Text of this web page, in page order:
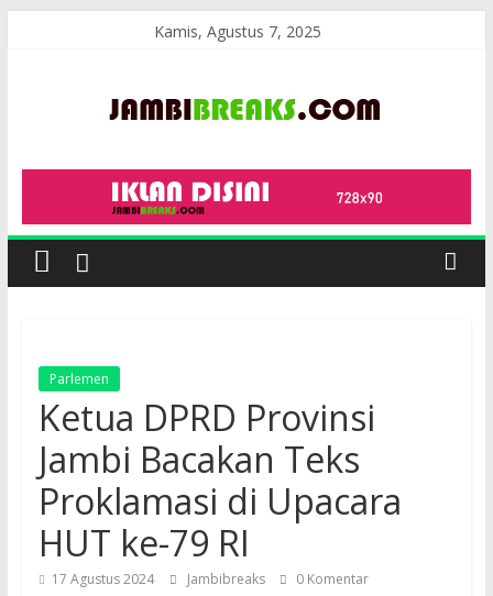
Kamis, Agustus 7, 2025
JambiBreaks
Parlemen
Ketua DPRD Provinsi
Jambi Bacakan Teks
Proklamasi di Upacara
HUT ke-79 RI
17 Agustus 2024 Jambibreaks 0 Komentar